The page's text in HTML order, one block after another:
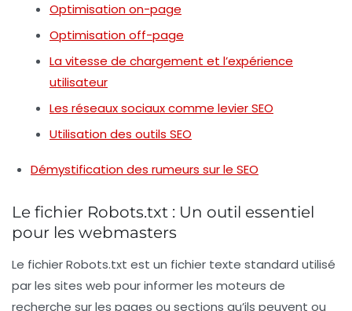
Optimisation on-page
Optimisation off-page
La vitesse de chargement et l’expérience
utilisateur
Les réseaux sociaux comme levier SEO
Utilisation des outils SEO
Démystification des rumeurs sur le SEO
Le fichier Robots.txt : Un outil essentiel
pour les webmasters
Le fichierRobots.txt est un fichier texte standard utilisé
par les sites web pour informer les moteurs de
recherche sur les pages ou sections qu’ils peuvent ou